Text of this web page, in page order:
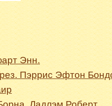
Энн.
Пэррис Эфтон